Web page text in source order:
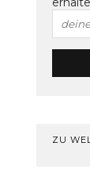
ZU